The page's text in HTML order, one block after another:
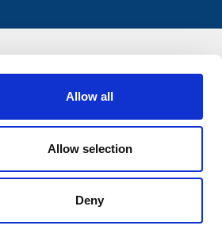
Allow all
Allow selection
Deny